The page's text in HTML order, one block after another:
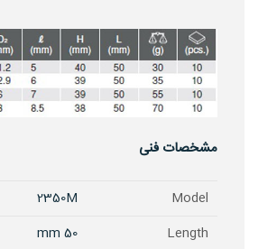
مشخصات فنی
Model
2350M
Length
50 mm